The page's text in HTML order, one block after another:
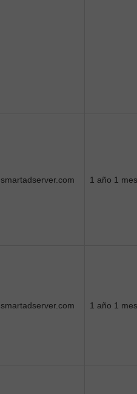
.smartadserver.com 1 año 1 mes
.smartadserver.com 1 año 1 mes